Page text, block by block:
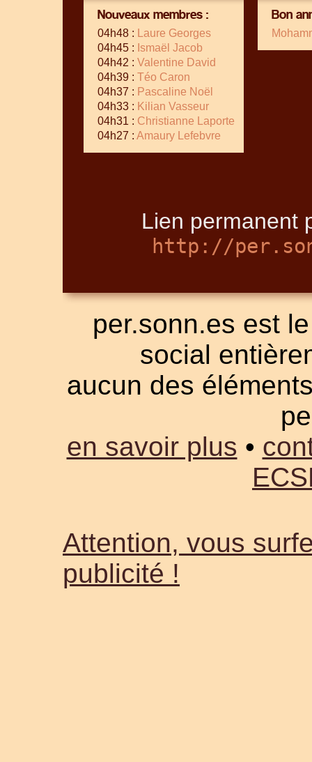
Nouveaux membres :
04h48 :
Laure Georges
04h45 : Ismaël Jacob
04h42 : Valentine David
04h39 : Téo Caron
04h37 : Pascaline Noël
04h33 : Kilian Vasseur
04h31 : Christianne Laporte
04h27 : Amaury Lefebvre
Bon
Lien permanent
http://
per.sonn.es est
social
aucun des
en savoir plus •
Attention, vous
publicité !